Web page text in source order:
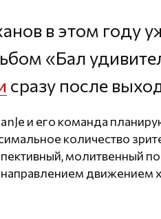
в этом году
«Бал
сразу после
и его команда
количество
молитвенный
движением